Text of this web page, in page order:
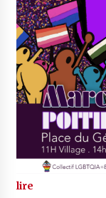
lire